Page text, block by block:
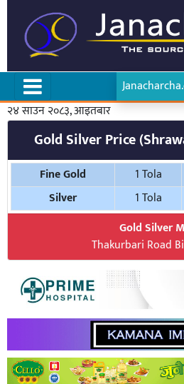
२४ साउन २०८३, आइतबार
Gold Silver Price
Fine Gold 1 Tola
Silver
1 Tola
Gold Silver
Thakurbari Road